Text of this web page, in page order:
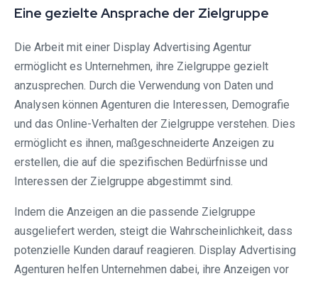
Eine gezielte Ansprache der Zielgruppe
Die Arbeit mit einer Display Advertising Agentur
ermöglicht es Unternehmen, ihre Zielgruppe gezielt
anzusprechen. Durch die Verwendung von Daten und
Analysen können Agenturen die Interessen, Demografie
und das Online-Verhalten der Zielgruppe verstehen. Dies
ermöglicht es ihnen, maßgeschneiderte Anzeigen zu
erstellen, die auf die spezifischen Bedürfnisse und
Interessen der Zielgruppe abgestimmt sind.
Indem die Anzeigen an die passende Zielgruppe
ausgeliefert werden, steigt die Wahrscheinlichkeit, dass
potenzielle Kunden darauf reagieren. Display Advertising
Agenturen helfen Unternehmen dabei, ihre Anzeigen vor